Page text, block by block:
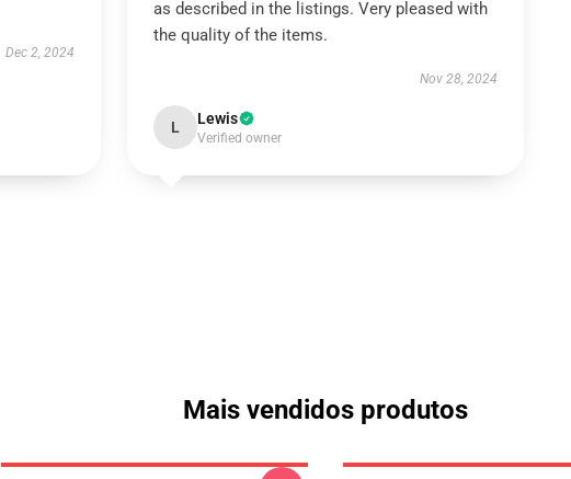
Dec 2, 2024
as described in the listings. Very pleased with
the quality of the items.
Nov 28, 2024
L Lewis
Verified owner
Mais vendidos produtos